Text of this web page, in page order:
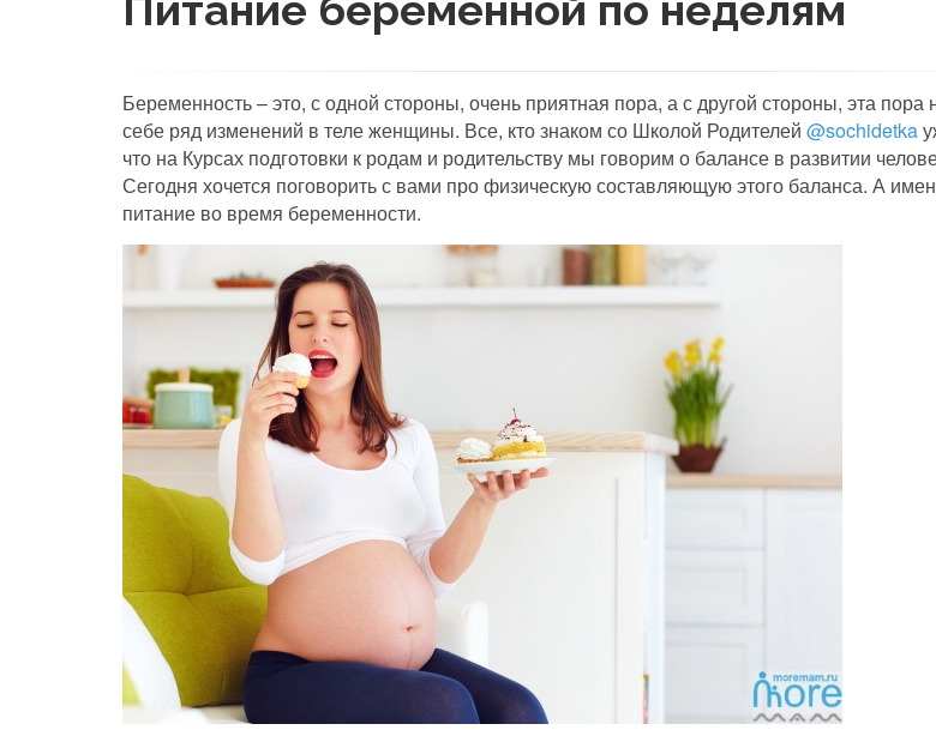
Беременность – это, с одной стороны, очень приятная пора, а с другой стороны, эта пора
себе ряд изменений в теле женщины. Все, кто знаком со Школой Родителей @sochidetka
что на Курсах подготовки к родам и родительству мы говорим о балансе в развитии
Сегодня хочется поговорить с вами про физическую составляющую этого баланса. А
питание во время беременности.